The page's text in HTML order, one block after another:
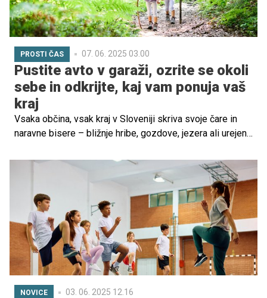
PROSTI ČAS 07. 06. 2025 03.00
Pustite avto v garaži, ozrite se okoli
sebe in odkrijte, kaj vam ponuja vaš
kraj
Vsaka občina, vsak kraj v Sloveniji skriva svoje čare in
naravne bisere – bližnje hribe, gozdove, jezera ali urejene
da bi vsakič sedli v avto in se vozili ure daleč, pustite
avto doma in se z otroki odpravite na raziskovanje svoje
NOVICE 03. 06. 2025 12.16